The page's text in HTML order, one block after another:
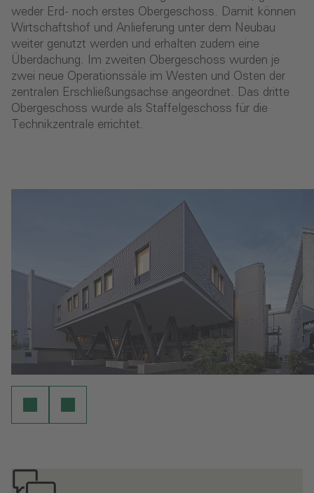
weder Erd- noch erstes Obergeschoss. Damit können
Wirtschaftshof und Anlieferung unter dem Neubau
weiter genutzt werden und erhalten zudem eine
Überdachung. Im zweiten Obergeschoss wurden je
zwei neue Operationssäle im Westen und Osten der
zentralen Erschließungsachse angeordnet. Das dritte
Obergeschoss wurde als Staffelgeschoss für die
Technikzentrale errichtet.